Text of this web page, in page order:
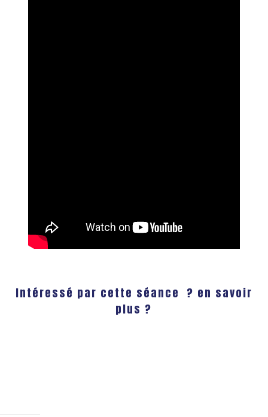
Intéressé par cette séance ? en savoir
plus ?